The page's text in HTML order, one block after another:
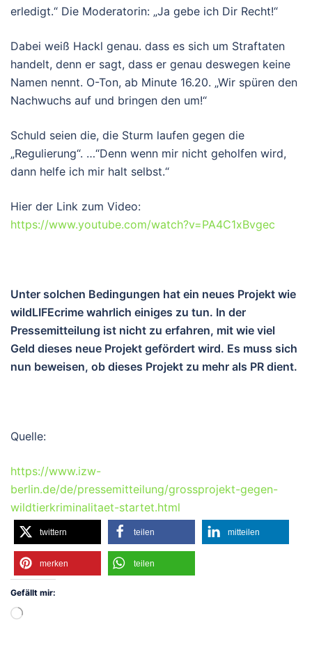
erledigt.“ Die Moderatorin: „Ja gebe ich Dir Recht!“
Dabei weiß Hackl genau. dass es sich um Straftaten
handelt, denn er sagt, dass er genau deswegen keine
Namen nennt. O-Ton, ab Minute 16.20. „Wir spüren den
Nachwuchs auf und bringen den um!“
Schuld seien die, die Sturm laufen gegen die
„Regulierung“. …“Denn wenn mir nicht geholfen wird,
dann helfe ich mir halt selbst.“
Hier der Link zum Video:
https://www.youtube.com/watch?v=PA4C1xBvgec
Unter solchen Bedingungen hat ein neues Projekt wie
wildLIFEcrime wahrlich einiges zu tun. In der
Pressemitteilung ist nicht zu erfahren, mit wie viel
Geld dieses neue Projekt gefördert wird. Es muss sich
nun beweisen, ob dieses Projekt zu mehr als PR dient.
Quelle:
https://www.izw-
berlin.de/de/pressemitteilung/grossprojekt-gegen-
wildtierkriminalitaet-startet.html
twittern teilen mitteilen
merken teilen
Gefällt mir:
Wird